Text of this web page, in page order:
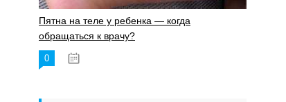
Пятна на теле у ребенка — когда
обращаться к врачу?
0